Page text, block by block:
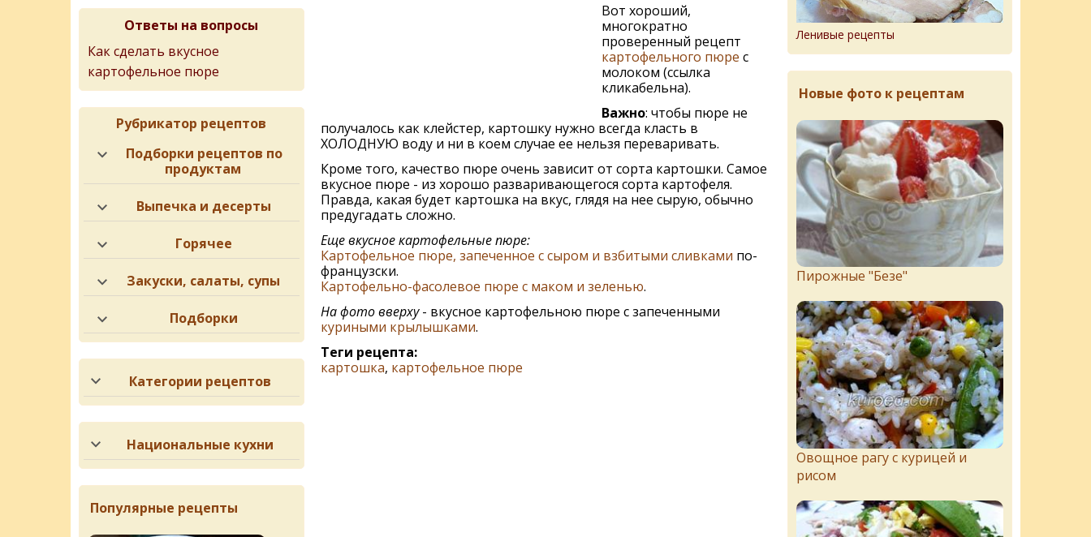
Вот хороший,
многократно
проверенный рецепт
картофельного пюре с
молоком (ссылка
кликабельна).
Важно: чтобы пюре не
получалось как клейстер, картошку нужно всегда класть в
ХОЛОДНУЮ воду и ни в коем случае ее нельзя переваривать.
Кроме того, качество пюре очень зависит от сорта картошки. Самое
вкусное пюре - из хорошо разваривающегося сорта картофеля.
Правда, какая будет картошка на вкус, глядя на нее сырую, обычно
предугадать сложно.
Еще вкусное картофельные пюре:
Картофельное пюре, запеченное с сыром и взбитыми сливками по-
французски.
Картофельно-фасолевое пюре с маком и зеленью.
На фото вверху- вкусное картофельною пюре с запеченными
куриными крылышками.
Теги рецепта:
картошка, картофельное пюре
Ответы на вопросы
Как сделать вкусное
картофельное пюре
Рубрикатор рецептов
Подборки рецептов по
продуктам
Выпечка и десерты
Горячее
Закуски, салаты, супы
Подборки
Категории рецептов
Национальные кухни
Популярные рецепты
Ленивые рецепты
Новые фото к рецептам
Пирожныe "Бeзe"
Овощное рагу с курицей и
рисом